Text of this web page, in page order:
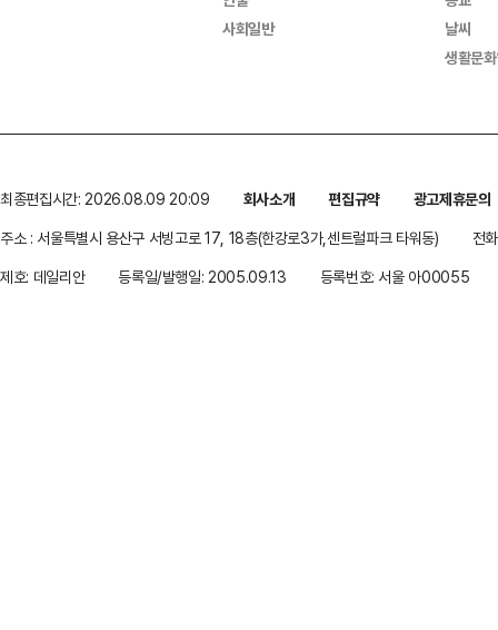
사회일반
날씨
생활문
최종편집시간: 2026.08.09 20:09 회사소개 편집규약
광고제휴문의
주소 : 서울특별시 용산구 서빙고로 17, 18층(한강로3가,센트럴파크 타워동)
전
제호: 데일리안
등록일/발행일: 2005.09.13 등록번호: 서울 아00055